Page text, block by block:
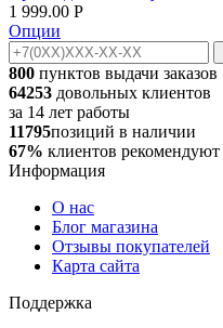
1 999.00 Р
Опции
800 пунктов выдачи заказов
64253 довольных клиентов
за 14 лет работы
11795позиций в наличии
67% клиентов
Информация
О нас
Блог магазина
Отзывы покупателей
Карта сайта
Поддержка